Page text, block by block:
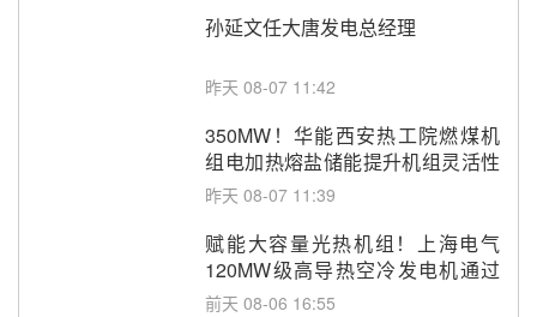
孙延文任大唐发电总经理
昨天 08-07 11:42
350MW！华能西安热工院燃煤机
组电加热熔盐储能提升机组灵活性
改造项目初步设计第三方评审服务
昨天 08-07 11:39
赋能大容量光热机组！上海电气
120MW级高导热空冷发电机通过
型式试验
前天 08-06 16:55